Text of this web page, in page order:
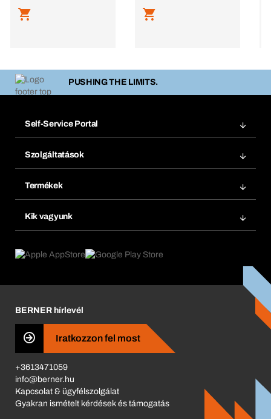
PUSHING THE LIMITS.
Self-Service Portal
Könyvjelzők
Újrarendelés
Termék előfizetések
Szolgáltatások
Vegyi biztonságmenedzsment
eProcurement
Termékajánló
Termékek
Kik vagyunk
Mi hajt minket
Business Conduct
BERNER hírlevél
Iratkozzon fel most
+3613471059
info@berner.hu
Kapcsolat & ügyfélszolgálat
Gyakran ismételt kérdések és támogatás